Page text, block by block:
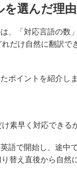
を選んだ理由
、「対応言語の
だけ自然に翻訳
ポイントを紹介しま
素早く対応できる
語で開始し、途中
替え直後から自然